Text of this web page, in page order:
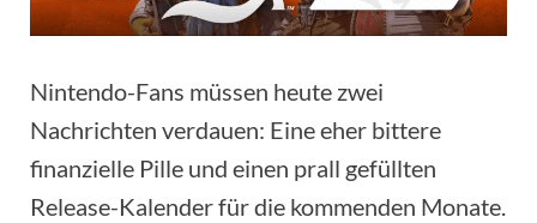
Nintendo-Fans müssen heute zwei
Nachrichten verdauen: Eine eher bittere
finanzielle Pille und einen prall gefüllten
Release-Kalender für die kommenden Monate.